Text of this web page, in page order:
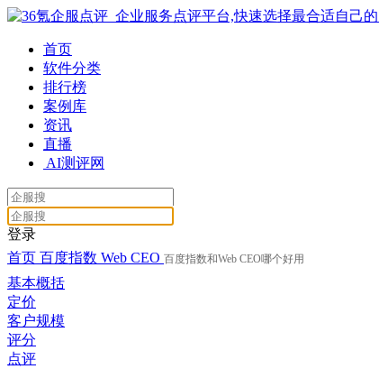
首页
软件分类
排行榜
案例库
资讯
直播
AI测评网
登录
首页 百度指数 Web CEO 百度指数和Web CEO哪个好用
基本概括
定价
客户规模
评分
点评